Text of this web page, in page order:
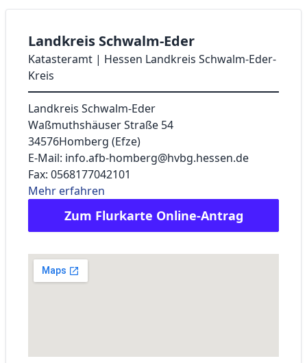
Landkreis Schwalm-Eder
Katasteramt | Hessen Landkreis Schwalm-Eder-
Kreis
Landkreis Schwalm-Eder
Waßmuthshäuser Straße 54
34576Homberg (Efze)
E-Mail: info.afb-homberg@hvbg.hessen.de
Fax: 0568177042101
Mehr erfahren
Zum Flurkarte Online-Antrag